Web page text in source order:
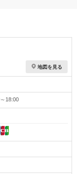
地図を見る
18:00